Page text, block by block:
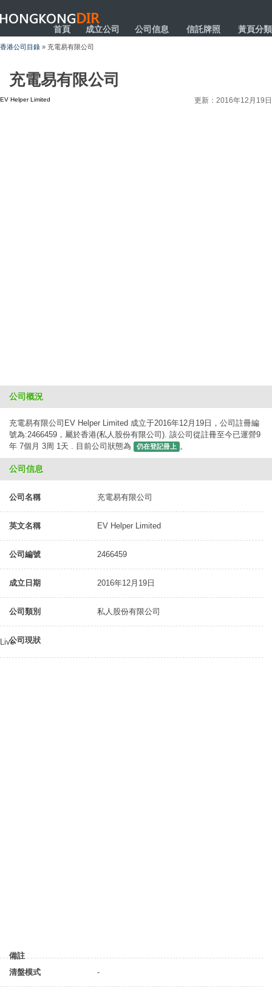
HONGKONGDIR
首頁 成立公司 公司信息 信託牌照 黃頁分類
香港公司目錄 » 充電易有限公司
充電易有限公司
EV Helper Limited 更新：2016年12月19日
公司概況
充電易有限公司EV Helper Limited 成立于2016年12月19日，公司註冊編
號為:2466459，屬於香港(私人股份有限公司). 該公司從註冊至今已運營9
年 7個月 3周 1天 . 目前公司狀態為
仍在登記冊上 。
公司信息
公司名稱 充電易有限公司
英文名稱 EV Helper Limited
公司編號 2466459
成立日期 2016年12月19日
公司類別 私人股份有限公司
公司現狀
Live
備註
清盤模式
-